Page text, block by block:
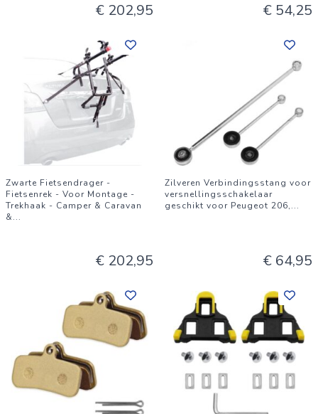
€ 202,95 € 54,25
Zwarte Fietsendrager -
Fietsenrek - Voor Montage -
Trekhaak - Camper & Caravan
&...
€ 202,95
Zilveren Verbindingsstang voor
versnellingsschakelaar
geschikt voor Peugeot 206,...
€ 64,95